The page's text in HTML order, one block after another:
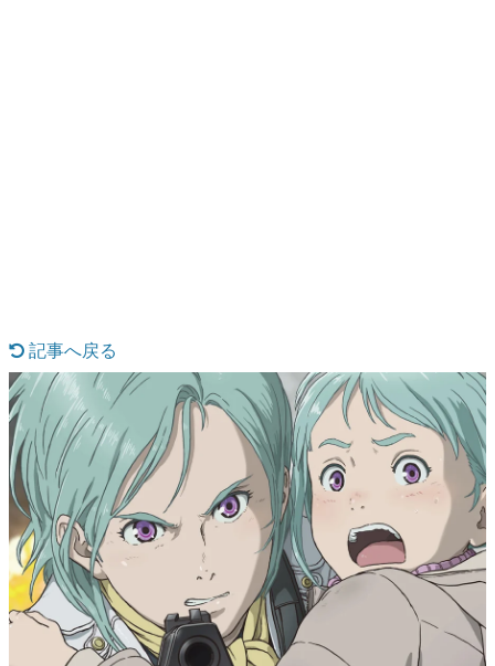
なんでゲームは面白い？
ゲーム開発者・hamatsu氏がゲームの魅力を画面や操作の
具体的な形から解き明かしていく、硬派で骨太な評論連載
です。
ゲームが変えた日本語
「経験値」「裏技」「ラスボス」… ゲームにまつわる言葉
の起源や用法の変遷を、コンピューター文化史研究家・タ
イニーP氏が徹底調査。
カテゴリ
特集記事
記事へ戻る